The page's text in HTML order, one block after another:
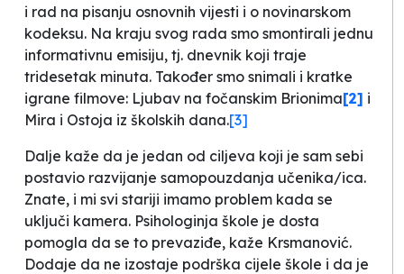
i rad na pisanju osnovnih vijesti i o novinarskom
kodeksu. Na kraju svog rada smo smontirali jednu
informativnu emisiju, tj. dnevnik koji traje
tridesetak minuta. Također smo snimali i kratke
igrane filmove: Ljubav na fočanskim Brionima[2] i
Mira i Ostoja iz školskih dana.[3]
Dalje kaže da je jedan od ciljeva koji je sam sebi
postavio razvijanje samopouzdanja učenika/ica.
Znate, i mi svi stariji imamo problem kada se
uključi kamera. Psihologinja škole je dosta
pomogla da se to prevaziđe, kaže Krsmanović.
Dodaje da ne izostaje podrška cijele škole i da je